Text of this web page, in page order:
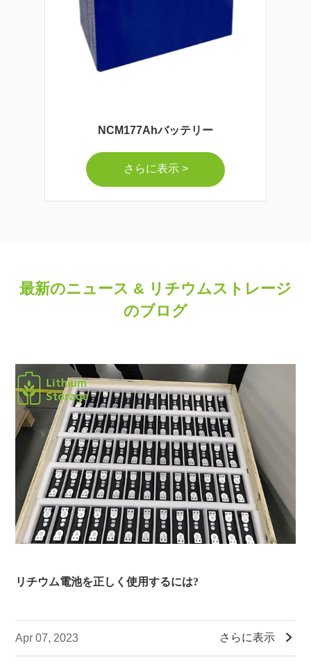
NCM177Ahバッテリー
さらに表示 >
最新のニュース & リチウムストレージ
のブログ
リチウム電池を正しく使用するには?
Apr 07, 2023 さらに表示 